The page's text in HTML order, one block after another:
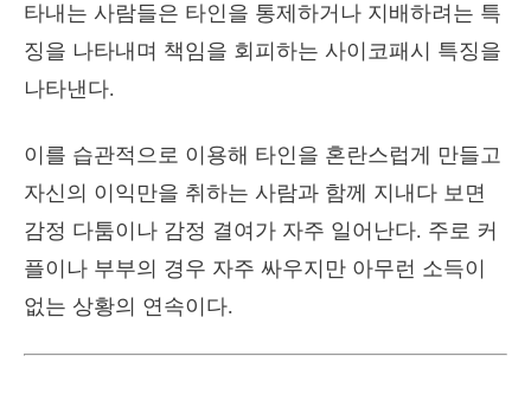
타내는 사람들은 타인을 통제하거나 지배하려는 특
징을 나타내며 책임을 회피하는 사이코패시 특징을
나타낸다.
이를 습관적으로 이용해 타인을 혼란스럽게 만들고
자신의 이익만을 취하는 사람과 함께 지내다 보면
감정 다툼이나 감정 결여가 자주 일어난다. 주로 커
플이나 부부의 경우 자주 싸우지만 아무런 소득이
없는 상황의 연속이다.